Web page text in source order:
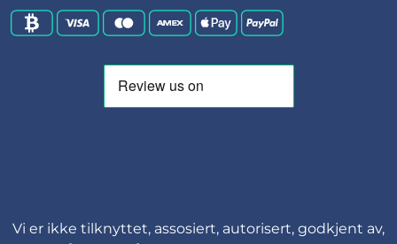
Vi er ikke tilknyttet, assosiert, autorisert, godkjent av,